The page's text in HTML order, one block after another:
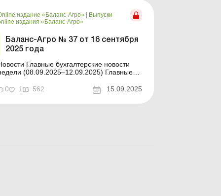
издание «Баланс-Агро»
Выпуски
издания «Баланс-Агро»
Баланс-Агро № 37 от 16 сентября
2025 года
Главные бухгалтерские новости
(08.09.2025–12.09.2025) Главные
– обновляется ежедневно
0 1 562 15.09.2025